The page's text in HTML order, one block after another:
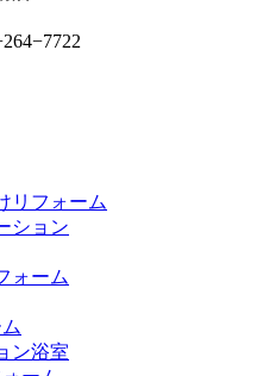
リフォーム
ション
ォーム
ン浴室